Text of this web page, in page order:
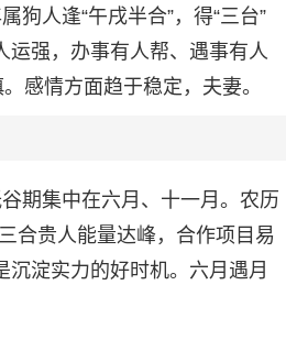
狗人逢“午戌半合”，得“三台”
运强，办事有人帮、遇事有人
感情方面趋于稳定，夫妻。
期集中在六月、十一月。农历
合贵人能量达峰，合作项目易
沉淀实力的好时机。六月遇月